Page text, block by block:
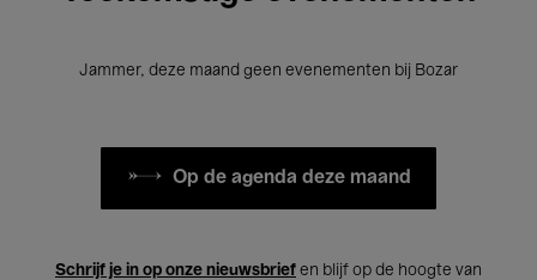
Jammer, deze maand geen evenementen bij Bozar
Op de agenda deze maand
Schrijf je in op onze nieuwsbrief en blijf op de hoogte van